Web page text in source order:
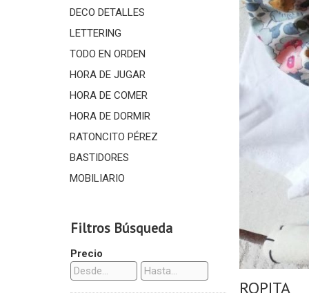
DECO DETALLES
LETTERING
TODO EN ORDEN
HORA DE JUGAR
HORA DE COMER
HORA DE DORMIR
RATONCITO PÉREZ
BASTIDORES
MOBILIARIO
Filtros Búsqueda
Precio
ROPITA